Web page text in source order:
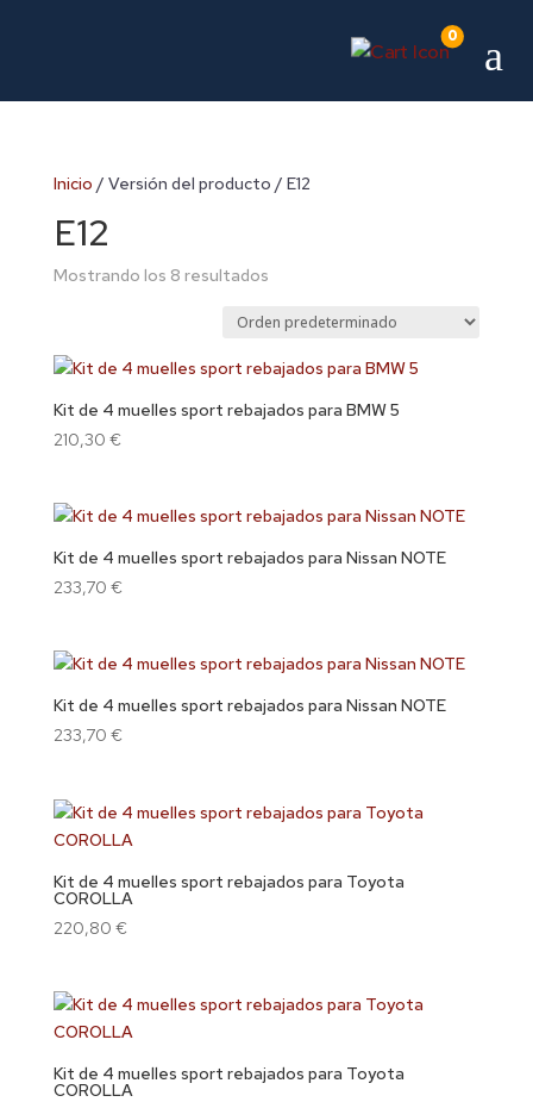
0 a
Inicio / Versión del producto / E12
E12
Mostrando los 8 resultados
Kit de 4 muelles sport rebajados para BMW 5
210,30 €
Kit de 4 muelles sport rebajados para Nissan NOTE
233,70 €
Kit de 4 muelles sport rebajados para Nissan NOTE
233,70 €
Kit de 4 muelles sport rebajados para Toyota
COROLLA
220,80 €
Kit de 4 muelles sport rebajados para Toyota
COROLLA